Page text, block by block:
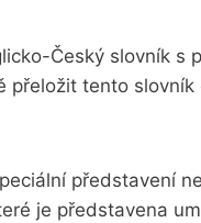
Český slovník s
přeložit tento slovník
představení
je představena